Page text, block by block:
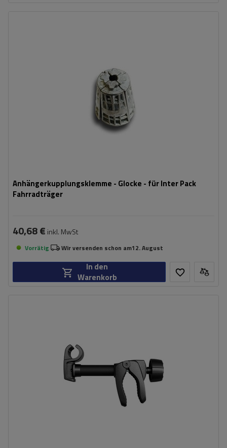
Anhängerkupplungsklemme - Glocke - für Inter Pack
Fahrradträger
40,68 € inkl. MwSt
Vorrätig Wir versenden schon am12. August
In den
Warenkorb